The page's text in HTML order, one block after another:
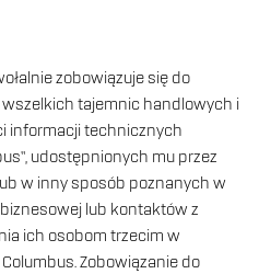
zobowiązuje się do
tajemnic handlowych i
informacji technicznych
udostępnionych mu przez
w inny sposób poznanych w
lub kontaktów z
ich osobom trzecim w
Zobowiązanie do